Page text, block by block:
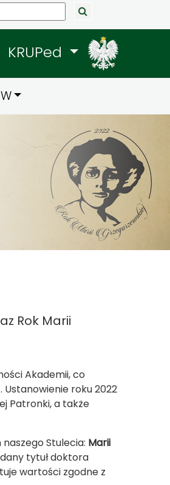
KRUPed
Rok Marii
Akademii, co
Ustanowienie roku 2022
Patronki, a także
Stulecia: Marii
tytuł doktora
wartości zgodne z